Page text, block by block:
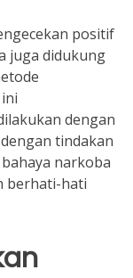
positif
juga didukung
dengan
tindakan
narkoba
berhati-hati